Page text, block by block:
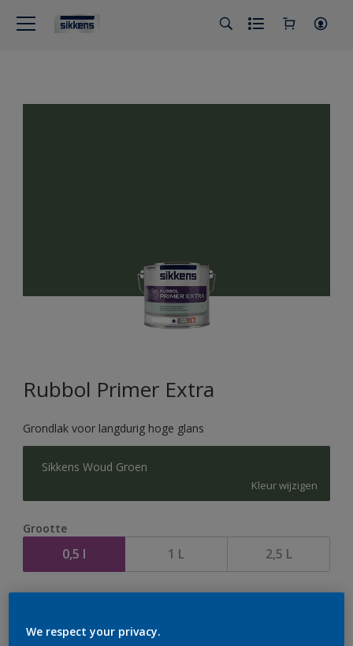
Rubbol Primer Extra
Grondlak voor langdurig hoge glans
Sikkens Woud Groen
Kleur wijzigen
Grootte
0,5 l 1 L 2,5 L
We respect your privacy.